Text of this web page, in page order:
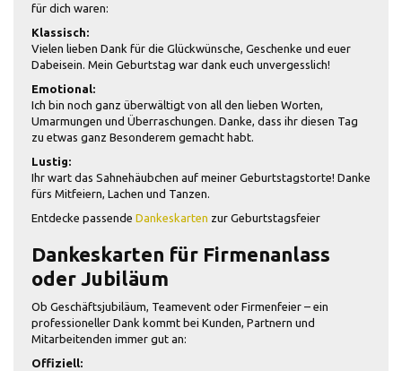
für dich waren:
Klassisch:
Vielen lieben Dank für die Glückwünsche, Geschenke und euer
Dabeisein. Mein Geburtstag war dank euch unvergesslich!
Emotional:
Ich bin noch ganz überwältigt von all den lieben Worten,
Umarmungen und Überraschungen. Danke, dass ihr diesen Tag
zu etwas ganz Besonderem gemacht habt.
Lustig:
Ihr wart das Sahnehäubchen auf meiner Geburtstagstorte! Danke
fürs Mitfeiern, Lachen und Tanzen.
Entdecke passende Dankeskarten zur Geburtstagsfeier
Dankeskarten für Firmenanlass
oder Jubiläum
Ob Geschäftsjubiläum, Teamevent oder Firmenfeier – ein
professioneller Dank kommt bei Kunden, Partnern und
Mitarbeitenden immer gut an:
Offiziell: